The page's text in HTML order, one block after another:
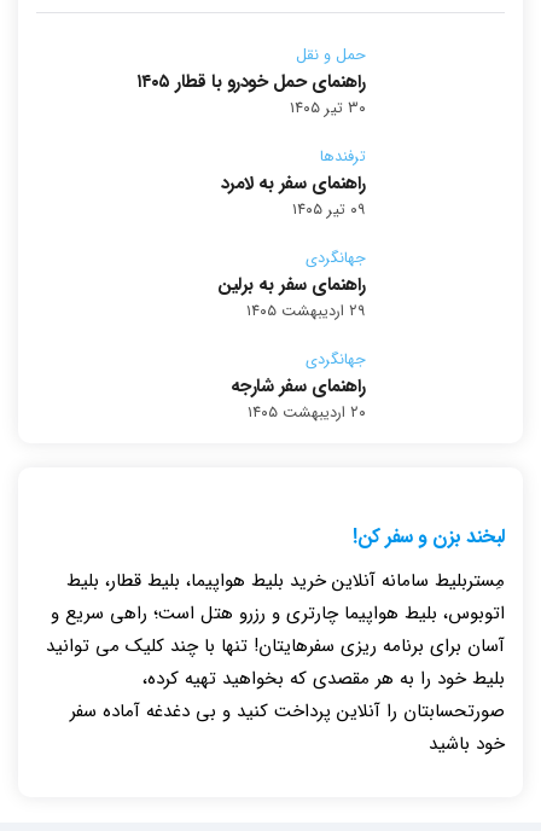
حمل و نقل
راهنمای حمل خودرو با قطار ۱۴۰۵
۳۰ تیر ۱۴۰۵
ترفندها
راهنمای سفر به لامرد
۰۹ تیر ۱۴۰۵
جهانگردی
راهنمای سفر به برلین
۲۹ اردیبهشت ۱۴۰۵
جهانگردی
راهنمای سفر شارجه
۲۰ اردیبهشت ۱۴۰۵
لبخند بزن و سفر کن!
مِستربلیط سامانه آنلاین خرید بلیط هواپیما، بلیط قطار، بلیط
اتوبوس، بلیط هواپیما چارتری و رزرو هتل است؛ راهی سریع و
آسان برای برنامه ریزی سفرهایتان! تنها با چند کلیک می توانید
بلیط خود را به هر مقصدی که بخواهید تهیه کرده،
صورتحسابتان را آنلاین پرداخت کنید و بی دغدغه آماده سفر
خود باشید